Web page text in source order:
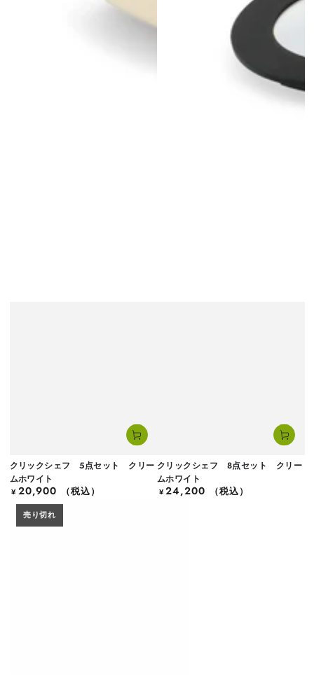
クリックシェフ 5点セット クリー
ムホワイト
定
価
¥ 20,900 （税込）
クリックシェフ 8点セット クリー
ムホワイト
定
¥24,200 （税込）
売り切れ